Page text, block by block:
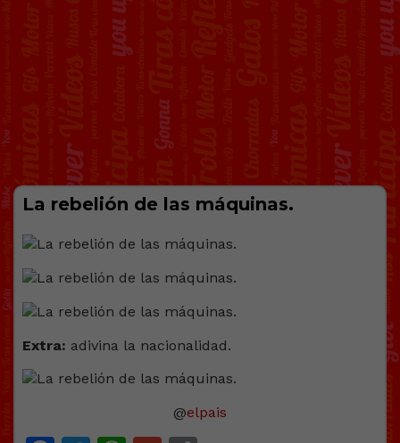
La rebelión de las máquinas.
Extra: adivina la nacionalidad.
@elpais